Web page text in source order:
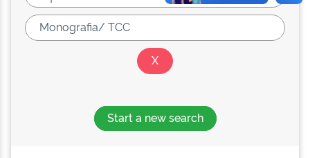
Start a new search